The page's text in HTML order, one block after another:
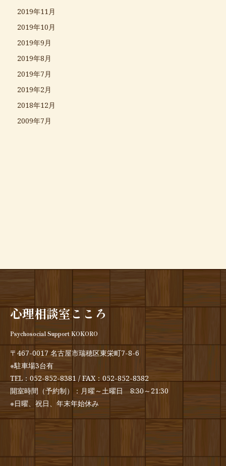
2019年11月
2019年10月
2019年9月
2019年8月
2019年7月
2019年2月
2018年12月
2009年7月
心理相談室こころ
Psychosocial Support KOKORO
〒467-0017 名古屋市瑞穂区東栄町7-8-6
※駐車場3台有
TEL： 052-852-8381 / FAX：052-852-8382
開室時間（予約制）：月曜～土曜日 8:30～21:30
※日曜、祝日、年末年始休み